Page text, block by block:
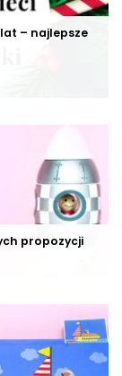
– najlepsze
propozycji